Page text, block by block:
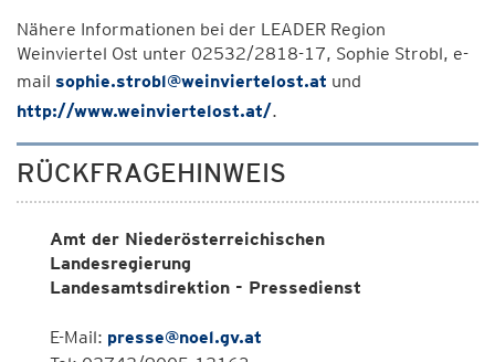
Nähere Informationen bei der LEADER Region
Weinviertel Ost unter 02532/2818-17, Sophie Strobl, e-
mail sophie.strobl@weinviertelost.at und
http://www.weinviertelost.at/.
RÜCKFRAGEHINWEIS
Amt der Niederösterreichischen
Landesregierung
Landesamtsdirektion - Pressedienst
E-Mail: presse@noel.gv.at